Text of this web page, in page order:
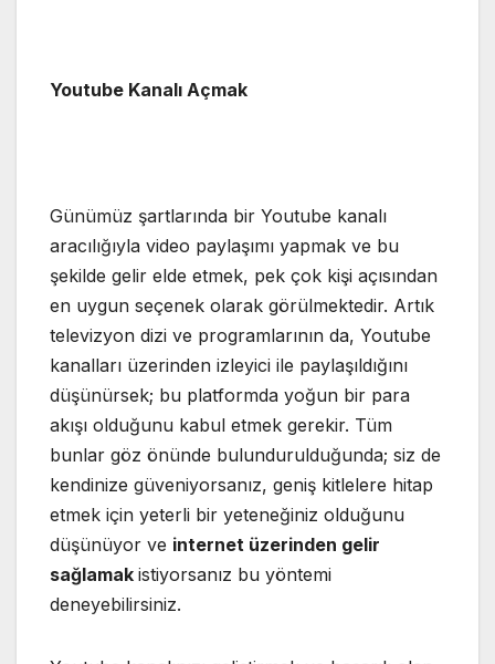
Youtube Kanalı Açmak
Günümüz şartlarında bir Youtube kanalı
aracılığıyla video paylaşımı yapmak ve bu
şekilde gelir elde etmek, pek çok kişi açısından
en uygun seçenek olarak görülmektedir. Artık
televizyon dizi ve programlarının da, Youtube
kanalları üzerinden izleyici ile paylaşıldığını
düşünürsek; bu platformda yoğun bir para
akışı olduğunu kabul etmek gerekir. Tüm
bunlar göz önünde bulundurulduğunda; siz de
kendinize güveniyorsanız, geniş kitlelere hitap
etmek için yeterli bir yeteneğiniz olduğunu
düşünüyor ve internet üzerinden gelir
sağlamak istiyorsanız bu yöntemi
deneyebilirsiniz.